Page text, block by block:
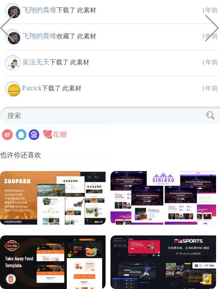
飞翔的粪堆下载了 此素材 1年前
飞翔的粪堆收藏了 此素材 1年前
吴法无天下载了 此素材 1年前
Patrick下载了 此素材 1年前
也许你还喜欢